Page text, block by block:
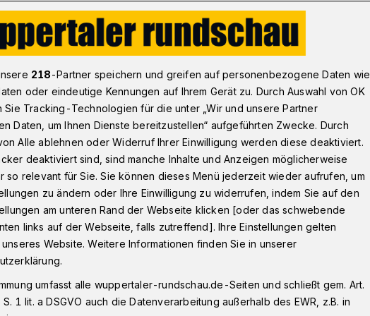
Wuppertal kalkt in Ronsdorfer Anlagen und im Nöllenhammer
Ronsdorfer
Nöllenhammer
wieder Kalkungen der
werden diesmal die
im Nöllenhammer Bachtal gegen
behandelt.
218-Partner speichern und greifen auf personenbezogene Daten wie
oder eindeutige Kennungen auf Ihrem Gerät zu. Durch Auswahl von OK
Sie Tracking-Technologien für die unter „Wir und unsere Partner
Daten, um Ihnen Dienste bereitzustellen“ aufgeführten Zwecke. Durch
Alle ablehnen oder Widerruf Ihrer Einwilligung werden diese deaktiviert.
deaktiviert sind, sind manche Inhalte und Anzeigen möglicherweise
so relevant für Sie. Sie können dieses Menü jederzeit wieder aufrufen, um
zu ändern oder Ihre Einwilligung zu widerrufen, indem Sie auf den
am unteren Rand der Webseite klicken [oder das schwebende
links auf der Webseite, falls zutreffend]. Ihre Einstellungen gelten
Website. Weitere Informationen finden Sie in unserer
umfasst alle wuppertaler-rundschau.de-Seiten und schließt gem. Art.
1 lit. a DSGVO auch die Datenverarbeitung außerhalb des EWR, z.B. in